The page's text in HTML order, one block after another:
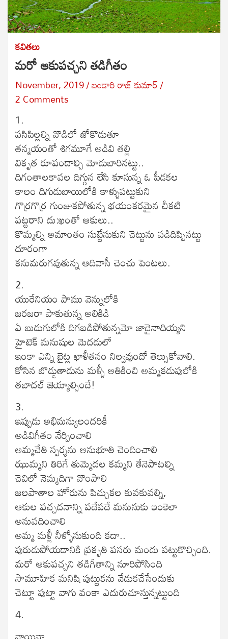
కవితలు
మరో ఆకుపచ్చని తడిగీతం
November, 2019 బండారి రాజ్ కుమార్
2 Comments
1.
పసిపిల్లల్ని వొడిలో జోకొడుతూ
తన్మయంతో శిగమూగే అడివి తల్లి
వికృత రూపందాల్చి మోడుబారినట్టు..
దిగంతాలకావల దిగ్గున లేసి కూసున్న ఓ పీడకల
కాలం దిగుడుబాయిలోకి కాళ్ళుపట్టుకుని
గొర్రగొర్ర గుంజుకపోతున్న భయంకరమైన చీకటి
పట్టరాని దు:ఖంతో ఆకులు..
కొమ్మల్ని అమాంతం సుట్టేసుకుని చెట్టును వడిదిప్పినట్టు
దూరంగా
కనుమరుగవుతున్న ఆదివాసీ చెంచు పెంటలు.
2.
యురేనియం పాము వెన్నులోకి
జరజరా పాకుతున్న అలికిడి
ఏ బుడుగులోకి దిగబడిపోతున్నమో జాడైనాదియ్యని
హైటెక్ మనుషుల మెదడులో
ఇంకా ఎన్ని బైట్ల ఖాళీతనం నిల్వవుందో తెల్సుకోవాలి.
కోసిన బొడ్డుతాడును మళ్ళీ అతికించి అమ్మకడుపులోకి
తబాదల్ జెయ్యాల్సిందే!
3.
ఇప్పుడు అభిమన్యులందరికీ
అడివిగీతం నేర్పించాలి
అమ్మచేతి స్పర్శను అనుభూతి చెందించాలి
ఝుమ్మని తిరిగే తుమ్మెదల కమ్మని తేనెపాటల్ని
చెవిలో నెమ్మదిగా వొంపాలి
జలపాతాల హోరును పిచ్చుకల కువకువల్ని,
ఆకుల పచ్చదనాన్ని పదేపదే మనుసుకు ఇంకెలా
అనువదించాలి
అమ్మ మళ్లీ నీళ్ళోసుకుంది కదా..
పురుడుపోయడానికి ప్రకృతి పసరు మందు పట్టుకొచ్చింది.
మరో ఆకుపచ్చని తడిగీతాన్ని నూరిపోసింది
సామూహిక మనిషి పుట్టుకను వేడుకచేసేందుకు
చెట్టూ పుట్టా వాగు వంకా ఎదురుచూస్తున్నట్టుంది
4.